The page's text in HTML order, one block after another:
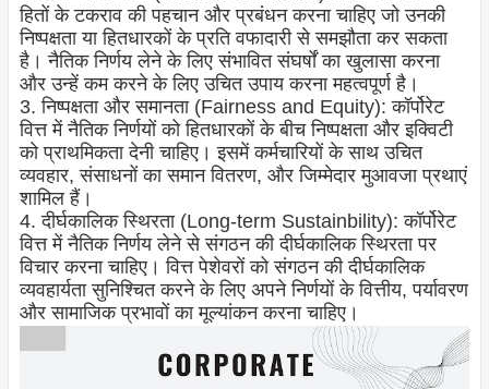
हितों के टकराव की पहचान और प्रबंधन करना चाहिए जो उनकी
निष्पक्षता या हितधारकों के प्रति वफादारी से समझौता कर सकता
है। नैतिक निर्णय लेने के लिए संभावित संघर्षों का खुलासा करना
और उन्हें कम करने के लिए उचित उपाय करना महत्वपूर्ण है।
3. निष्पक्षता और समानता (Fairness and Equity): कॉर्पोरेट
वित्त में नैतिक निर्णयों को हितधारकों के बीच निष्पक्षता और इक्विटी
को प्राथमिकता देनी चाहिए। इसमें कर्मचारियों के साथ उचित
व्यवहार, संसाधनों का समान वितरण, और जिम्मेदार मुआवजा प्रथाएं
शामिल हैं।
4. दीर्घकालिक स्थिरता (Long-term Sustainbility): कॉर्पोरेट
वित्त में नैतिक निर्णय लेने से संगठन की दीर्घकालिक स्थिरता पर
विचार करना चाहिए। वित्त पेशेवरों को संगठन की दीर्घकालिक
व्यवहार्यता सुनिश्चित करने के लिए अपने निर्णयों के वित्तीय, पर्यावरण
और सामाजिक प्रभावों का मूल्यांकन करना चाहिए।